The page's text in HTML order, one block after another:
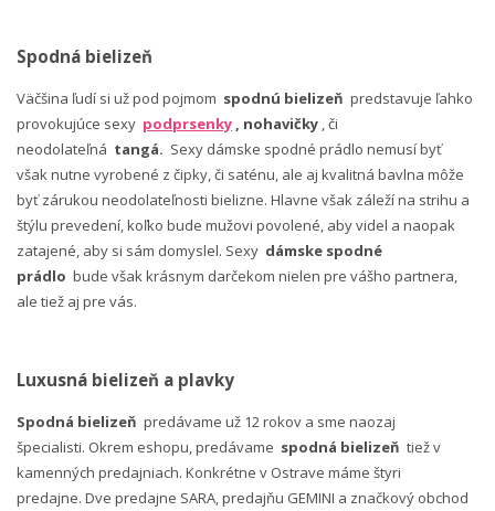
Spodná bielizeň
Väčšina ľudí si už pod pojmom spodnú bielizeň predstavuje ľahko
provokujúce sexy podprsenky , nohavičky , či
neodolateľná tangá. Sexy dámske spodné prádlo nemusí byť
však nutne vyrobené z čipky, či saténu, ale aj kvalitná bavlna môže
byť zárukou neodolateľnosti bielizne. Hlavne však záleží na strihu a
štýlu prevedení, koľko bude mužovi povolené, aby videl a naopak
zatajené, aby si sám domyslel. Sexy dámske spodné
prádlo bude však krásnym darčekom nielen pre vášho partnera,
ale tiež aj pre vás.
Luxusná bielizeň a plavky
Spodná bielizeň predávame už 12 rokov a sme naozaj
špecialisti. Okrem eshopu, predávame spodná bielizeň tiež v
kamenných predajniach. Konkrétne v Ostrave máme štyri
predajne. Dve predajne SARA, predajňu GEMINI a značkový obchod